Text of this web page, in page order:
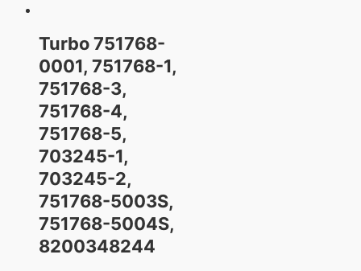
Turbo 751768-
0001, 751768-1,
751768-3,
751768-4,
751768-5,
703245-1,
703245-2,
751768-5003S,
751768-5004S,
8200348244